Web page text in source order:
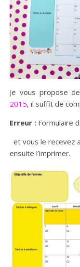
Je vous propose
2015, il suffit de
Erreur : Formulaire
et vous le recevez
ensuite l’imprimer.